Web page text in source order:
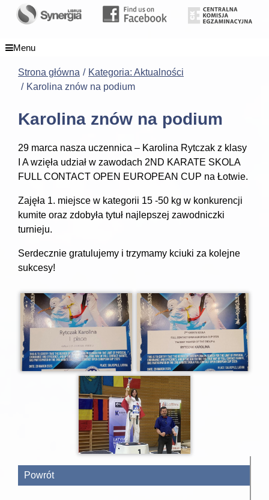
Menu
Strona główna
Kategoria: Aktualności
Karolina znów na podium
Karolina znów na podium
29 marca nasza uczennica – Karolina Rytczak z klasy
I A wzięła udział w zawodach 2ND KARATE SKOLA
FULL CONTACT OPEN EUROPEAN CUP na Łotwie.
Zajęła 1. miejsce w kategorii 15 -50 kg w konkurencji
kumite oraz zdobyła tytuł najlepszej zawodniczki
turnieju.
Serdecznie gratulujemy i trzymamy kciuki za kolejne
sukcesy!
Powrót